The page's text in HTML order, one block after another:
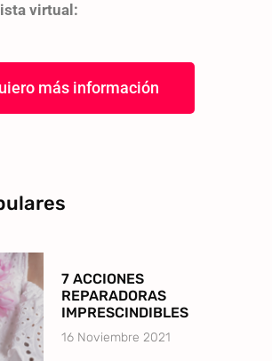
virtual:
más información
7 ACCIONES
REPARADORAS
IMPRESCINDIBLES
16 Noviembre 2021